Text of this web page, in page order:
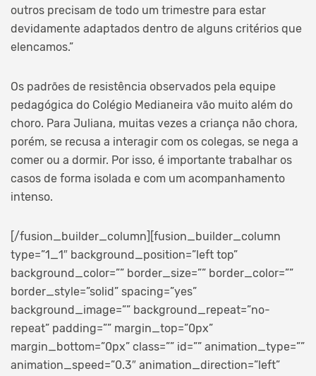
outros precisam de todo um trimestre para estar
devidamente adaptados dentro de alguns critérios que
elencamos.”
Os padrões de resistência observados pela equipe
pedagógica do Colégio Medianeira vão muito além do
choro. Para Juliana, muitas vezes a criança não chora,
porém, se recusa a interagir com os colegas, se nega a
comer ou a dormir. Por isso, é importante trabalhar os
casos de forma isolada e com um acompanhamento
intenso.
[/fusion_builder_column][fusion_builder_column
type=”1_1″ background_position=”left top”
background_color=”” border_size=”” border_color=””
border_style=”solid” spacing=”yes”
background_image=”” background_repeat=”no-
repeat” padding=”” margin_top=”0px”
margin_bottom=”0px” class=”” id=”” animation_type=””
animation_speed=”0.3″ animation_direction=”left”